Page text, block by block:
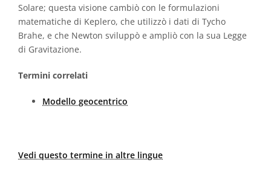
Solare; questa visione cambiò con le formulazioni
matematiche di Keplero, che utilizzò i dati di Tycho
Brahe, e che Newton sviluppò e ampliò con la sua Legge
di Gravitazione.
Termini correlati
Modello geocentrico
Vedi questo termine in altre lingue